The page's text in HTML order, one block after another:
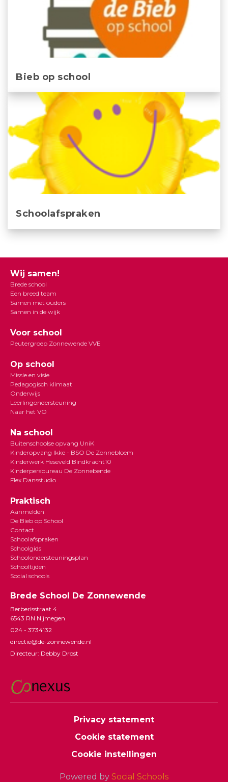
Bieb op school
Schoolafspraken
Wij samen!
Brede school
Een breed team
Samen met ouders
Samen in de wijk
Voor school
Peutergroep Zonnewende VVE
Op school
Missie en visie
Pedagogisch klimaat
Onderwijs
Leerlingondersteuning
Naar het VO
Na school
Buitenschoolse opvang UniK
Kinderopvang Ikke - BSO De Zonnebloem
KInderwerk Heseveld Bindkracht10
Kinderpersbureau De Zonnebende
Flex Dansstudio
Praktisch
Aanmelden
De Bieb op School
Contact
Schoolafspraken
Schoolgids
Schoolondersteuningsplan
Schooltijden
Social schools
Brede School De Zonnewende
Berberisstraat 4
6543 RN Nijmegen
024 - 3734132
directie@de-zonnewende.nl
Directeur: Debby Drost
Privacy statement
Cookie statement
Cookie instellingen
Powered by Social Schools